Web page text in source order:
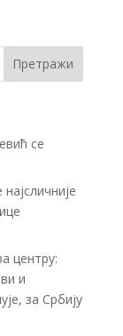
се
центру:
и
за Србију